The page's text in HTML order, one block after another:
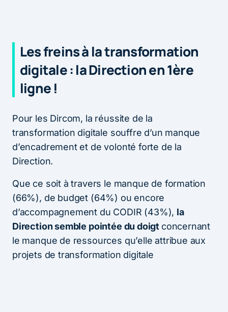
Les freins à la transformation
digitale : la Direction en 1ère
ligne !
Pour les Dircom, la réussite de la
transformation digitale souffre d’un manque
d’encadrement et de volonté forte de la
Direction.
Que ce soit à travers le manque de formation
(66%), de budget (64%) ou encore
d’accompagnement du CODIR (43%), la
Direction semble pointée du doigt concernant
le manque de ressources qu’elle attribue aux
projets de transformation digitale